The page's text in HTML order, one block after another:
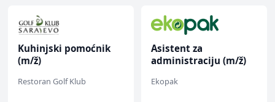
Kuhinjski pomoćnik
(m/ž)
Restoran Golf Klub
Asistent za
administraciju (m/ž)
Ekopak